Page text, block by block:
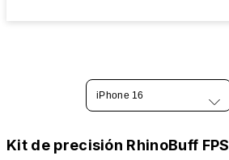
iPhone 16
Kit de precisión RhinoBuff FPS